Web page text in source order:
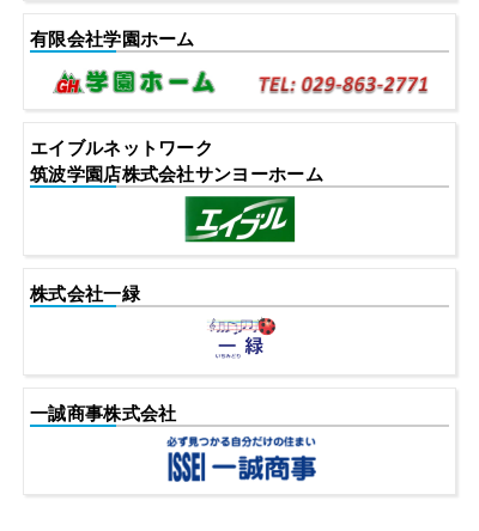
有限会社学園ホーム
エイブルネットワーク
筑波学園店株式会社サンヨーホーム
株式会社一緑
一誠商事株式会社